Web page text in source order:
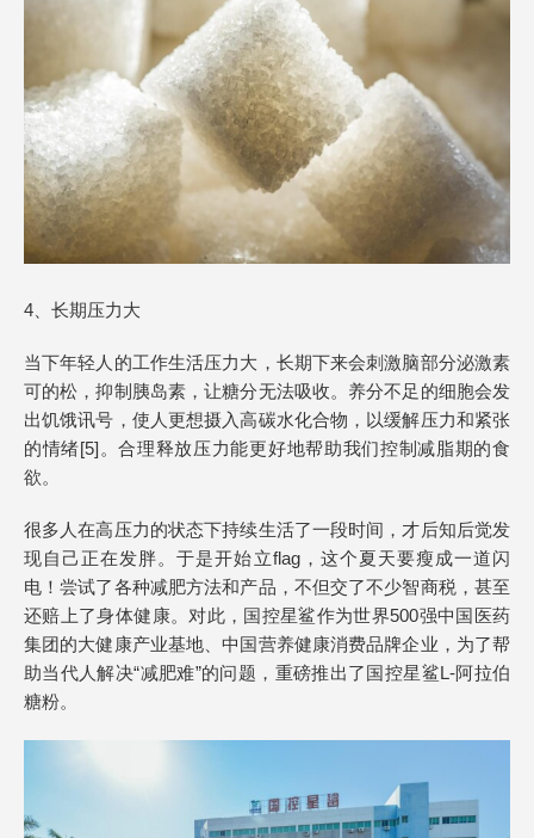
4、长期压力大
当下年轻人的工作生活压力大，长期下来会刺激脑部分泌激素
可的松，抑制胰岛素，让糖分无法吸收。养分不足的细胞会发
出饥饿讯号，使人更想摄入高碳水化合物，以缓解压力和紧张
的情绪[5]。合理释放压力能更好地帮助我们控制减脂期的食
欲。
很多人在高压力的状态下持续生活了一段时间，才后知后觉发
现自己正在发胖。于是开始立flag，这个夏天要瘦成一道闪
电！尝试了各种减肥方法和产品，不但交了不少智商税，甚至
还赔上了身体健康。对此，国控星鲨作为世界500强中国医药
集团的大健康产业基地、中国营养健康消费品牌企业，为了帮
助当代人解决“减肥难”的问题，重磅推出了国控星鲨L-阿拉伯
糖粉。